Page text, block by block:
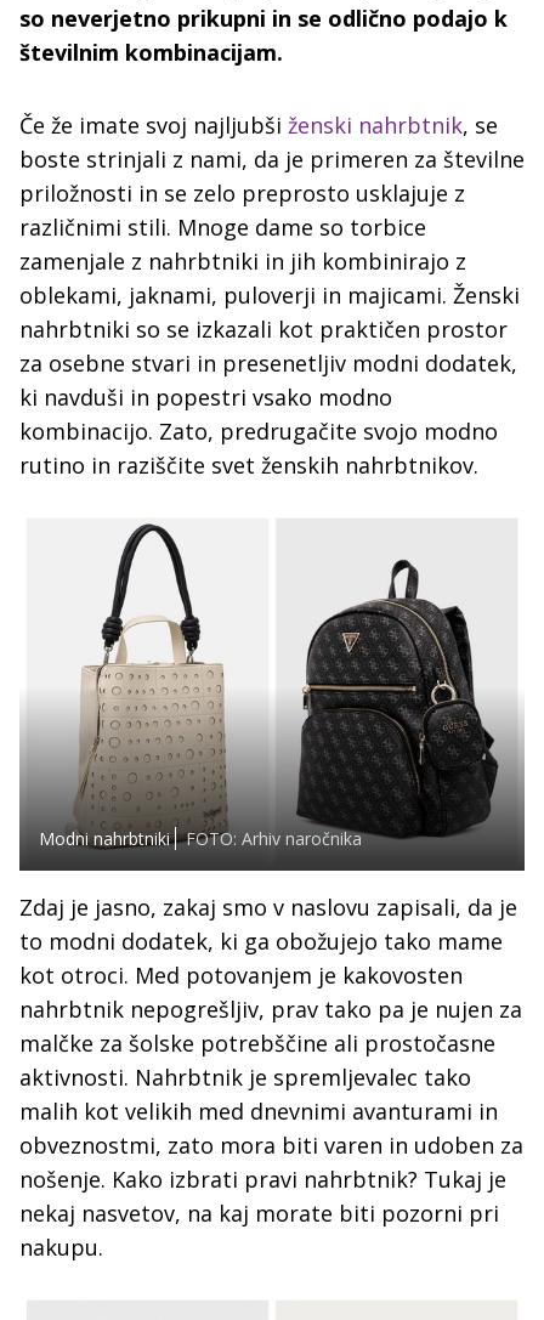
so neverjetno prikupni in se odlično podajo k
številnim kombinacijam.
Če že imate svoj najljubši ženski nahrbtnik, se
boste strinjali z nami, da je primeren za številne
priložnosti in se zelo preprosto usklajuje z
različnimi stili. Mnoge dame so torbice
zamenjale z nahrbtniki in jih kombinirajo z
oblekami, jaknami, puloverji in majicami. Ženski
nahrbtniki so se izkazali kot praktičen prostor
za osebne stvari in presenetljiv modni dodatek,
ki navduši in popestri vsako modno
kombinacijo. Zato, predrugačite svojo modno
rutino in raziščite svet ženskih nahrbtnikov.
Modni nahrbtniki FOTO: Arhiv naročnika
Zdaj je jasno, zakaj smo v naslovu zapisali, da je
to modni dodatek, ki ga obožujejo tako mame
kot otroci. Med potovanjem je kakovosten
nahrbtnik nepogrešljiv, prav tako pa je nujen za
malčke za šolske potrebščine ali prostočasne
aktivnosti. Nahrbtnik je spremljevalec tako
malih kot velikih med dnevnimi avanturami in
obveznostmi, zato mora biti varen in udoben za
nošenje. Kako izbrati pravi nahrbtnik? Tukaj je
nekaj nasvetov, na kaj morate biti pozorni pri
nakupu.